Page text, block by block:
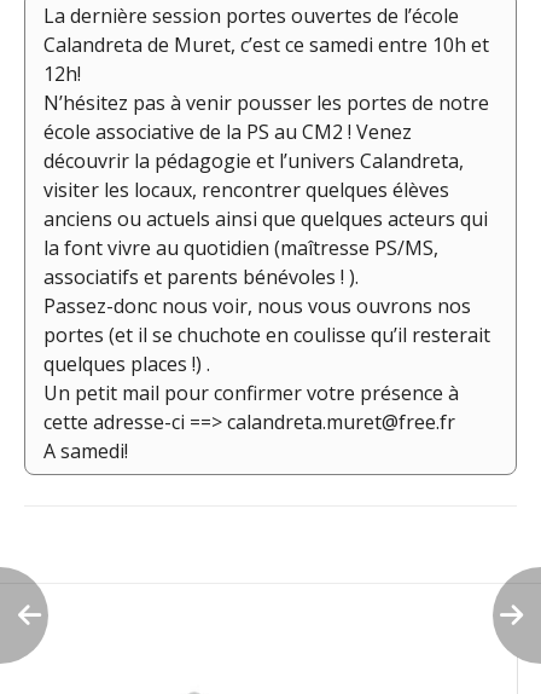
La dernière session portes ouvertes de l’école
Calandreta de Muret, c’est ce samedi entre 10h et
12h!
N’hésitez pas à venir pousser les portes de notre
école associative de la PS au CM2 ! Venez
découvrir la pédagogie et l’univers Calandreta,
visiter les locaux, rencontrer quelques élèves
anciens ou actuels ainsi que quelques acteurs qui
la font vivre au quotidien (maîtresse PS/MS,
associatifs et parents bénévoles ! ).
Passez-donc nous voir, nous vous ouvrons nos
portes (et il se chuchote en coulisse qu’il resterait
quelques places !) .
Un petit mail pour confirmer votre présence à
cette adresse-ci ==> calandreta.muret@free.fr
A samedi!
de
l’article